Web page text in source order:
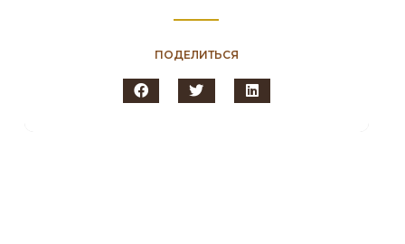
ПОДЕЛИТЬСЯ